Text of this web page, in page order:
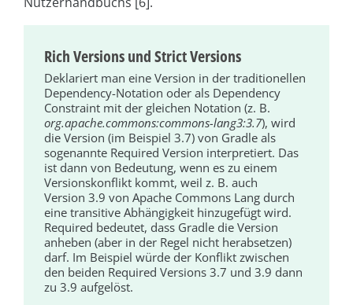
Rich Versions und Strict Versions
Deklariert man eine Version in der traditionellen
Dependency-Notation oder als Dependency
Constraint mit der gleichen Notation (z. B.
org.apache.commons:commons-lang3:3.7), wird
die Version (im Beispiel 3.7) von Gradle als
sogenannte Required Version interpretiert. Das
ist dann von Bedeutung, wenn es zu einem
Versionskonflikt kommt, weil z. B. auch
Version 3.9 von Apache Commons Lang durch
eine transitive Abhängigkeit hinzugefügt wird.
Required bedeutet, dass Gradle die Version
anheben (aber in der Regel nicht herabsetzen)
darf. Im Beispiel würde der Konflikt zwischen
den beiden Required Versions 3.7 und 3.9 dann
zu 3.9 aufgelöst.